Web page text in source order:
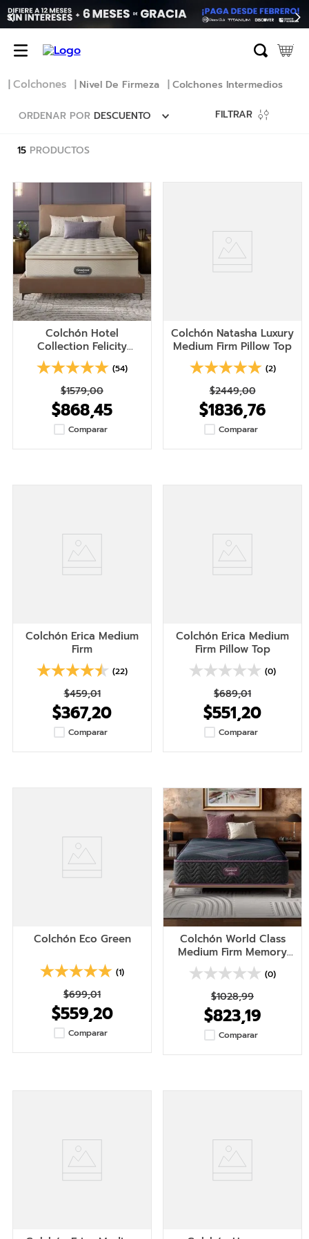
Colchones Nivel De Firmeza Colchones Intermedios
ORDENAR POR DESCUENTO FILTRAR
15 PRODUCTOS
Colchón Hotel
Collection Felicity
Medium Firm Pillow Top
(54)
$1579,00
$868,45
Comparar
Colchón Natasha Luxury
Medium Firm Pillow Top
(2)
$2449,00
$1836,76
Comparar
Colchón Erica Medium
Firm
(22)
$459,01
$367,20
Comparar
Colchón Erica Medium
Firm Pillow Top
(0)
$689,01
$551,20
Comparar
Colchón Eco Green
(1)
$699,01
$559,20
Comparar
Colchón World Class
Medium Firm Memory
Top
(0)
$1028,99
$823,19
Comparar
TÉRMINOS MÁS BUSCADOS
1.
erica
.
harmony
5.
base
7.
8.
sofa cama
9.
natasha
10.